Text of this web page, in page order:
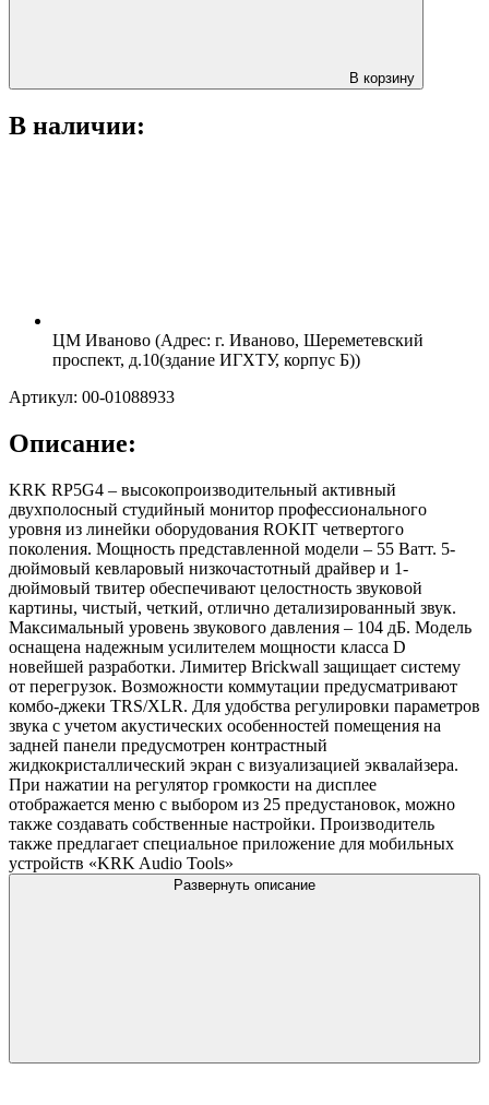
В корзину
В наличии:
ЦМ Иваново (Адрес: г. Иваново, Шереметевский
проспект, д.10(здание ИГХТУ, корпус Б))
Артикул: 00-01088933
Описание:
KRK RP5G4 – высокопроизводительный активный
двухполосный студийный монитор профессионального
уровня из линейки оборудования ROKIT четвертого
поколения. Мощность представленной модели – 55 Ватт. 5-
дюймовый кевларовый низкочастотный драйвер и 1-
дюймовый твитер обеспечивают целостность звуковой
картины, чистый, четкий, отлично детализированный звук.
Максимальный уровень звукового давления – 104 дБ. Модель
оснащена надежным усилителем мощности класса D
новейшей разработки. Лимитер Brickwall защищает систему
от перегрузок. Возможности коммутации предусматривают
комбо-джеки TRS/XLR. Для удобства регулировки параметров
звука с учетом акустических особенностей помещения на
задней панели предусмотрен контрастный
жидкокристаллический экран с визуализацией эквалайзера.
При нажатии на регулятор громкости на дисплее
отображается меню с выбором из 25 предустановок, можно
также создавать собственные настройки. Производитель
также предлагает специальное приложение для мобильных
устройств «KRK Audio Tools»
Развернуть описание